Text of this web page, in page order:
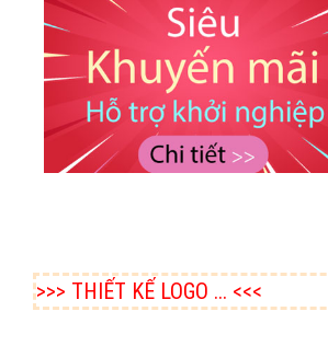
>>> THIẾT KẾ LOGO ... <<<